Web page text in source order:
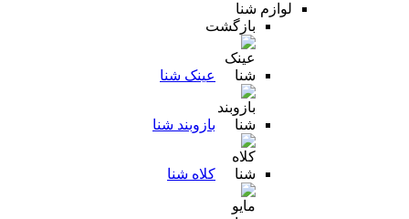
لوازم شنا
بازگشت
عینک شنا
بازوبند شنا
کلاه شنا